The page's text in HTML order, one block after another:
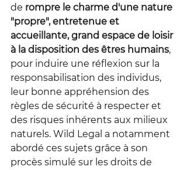
de rompre le charme d'une nature
"propre", entretenue et
accueillante, grand espace de loisir
à la disposition des êtres humains,
pour induire une réflexion sur la
responsabilisation des individus,
leur bonne appréhension des
règles de sécurité à respecter et
des risques inhérents aux milieux
naturels. Wild Legal a notamment
abordé ces sujets grâce à son
procès simulé sur les droits de